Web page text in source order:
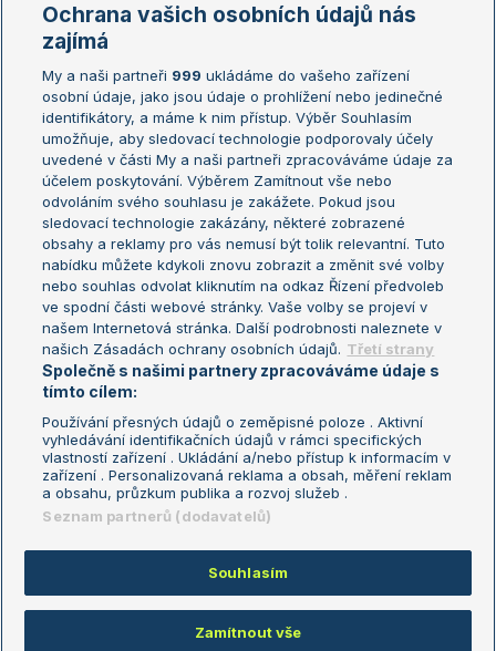
Žebříčky
Žebříček ATP (muži)
Žebříček WTA (ženy)
Sázkařský žebříček
Australian Open
French Open
Wimbledon
US Open
Turnaj mistrů
Turnaj mistryň
Aktualní trendy
Fotbalové přestupy
Livesport Daily
LS Prague Open
Podmínky užití
Nastavení soukromí
GDPR a žurnalistika
Reklama
Kontakt
Informace o zpracování osobních
údajů
Copyright © 2008-2026 TenisPortal.cz. Využíváme zpravodajství ČTK.
Ochrana vašich osobních údajů nás
zajímá
My a naši partneři 999 ukládáme do vašeho zařízení
osobní údaje, jako jsou údaje o prohlížení nebo jedinečné
identifikátory, a máme k nim přístup. Výběr Souhlasím
umožňuje, aby sledovací technologie podporovaly účely
uvedené v části My a naši partneři zpracováváme údaje za
účelem poskytování. Výběrem Zamítnout vše nebo
odvoláním svého souhlasu je zakážete. Pokud jsou
sledovací technologie zakázány, některé zobrazené
obsahy a reklamy pro vás nemusí být tolik relevantní. Tuto
nabídku můžete kdykoli znovu zobrazit a změnit své volby
nebo souhlas odvolat kliknutím na odkaz Řízení předvoleb
ve spodní části webové stránky. Vaše volby se projeví v
našem Internetová stránka. Další podrobnosti naleznete v
našich Zásadách ochrany osobních údajů. Třetí strany
Společně s našimi partnery zpracováváme údaje s
tímto cílem:
Používání přesných údajů o zeměpisné poloze . Aktivní
vyhledávání identifikačních údajů v rámci specifických
vlastností zařízení . Ukládání a/nebo přístup k informacím v
zařízení . Personalizovaná reklama a obsah, měření reklam
a obsahu, průzkum publika a rozvoj služeb .
Seznam partnerů (dodavatelů)
Souhlasím
Zamítnout vše